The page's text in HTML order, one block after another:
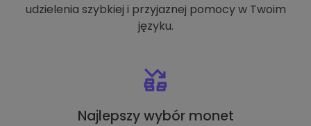
udzielenia szybkiej i przyjaznej pomocy w Twoim
języku.
Najlepszy wybór monet